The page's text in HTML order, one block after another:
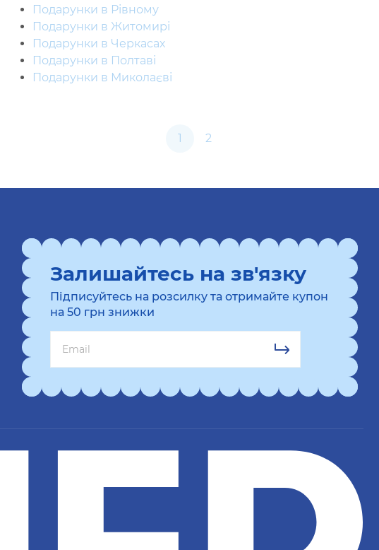
Подарунки в Рівному
Подарунки в Житомирі
Подарунки в Черкасах
Подарунки в Полтаві
Подарунки в Миколаєві
1 2
Залишайтесь на зв'язку
Підписуйтесь на розсилку та отримайте купон
на 50 грн знижки